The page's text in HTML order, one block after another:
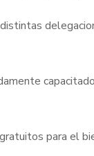
para el